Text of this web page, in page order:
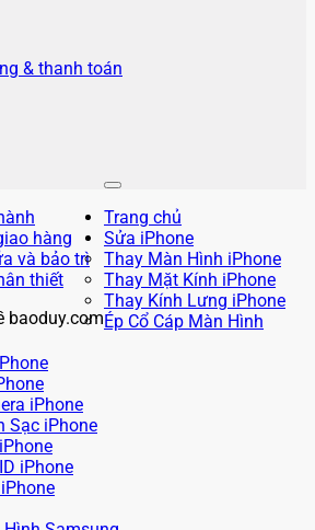
& thanh toán
hàng
và bảo trì
thiết
baoduy.com
Trang chủ
Sửa iPhone
Thay Màn Hình iPhone
Thay Mặt Kính iPhone
Thay Kính Lưng iPhone
Ép Cổ Cáp Màn Hình
iPhone
Sạc iPhone
iPhone